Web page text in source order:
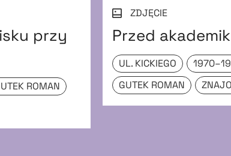
przy
ROMAN
ZDJĘCIE
Przed
UL. KICKIEGO
GUTEK ROMAN